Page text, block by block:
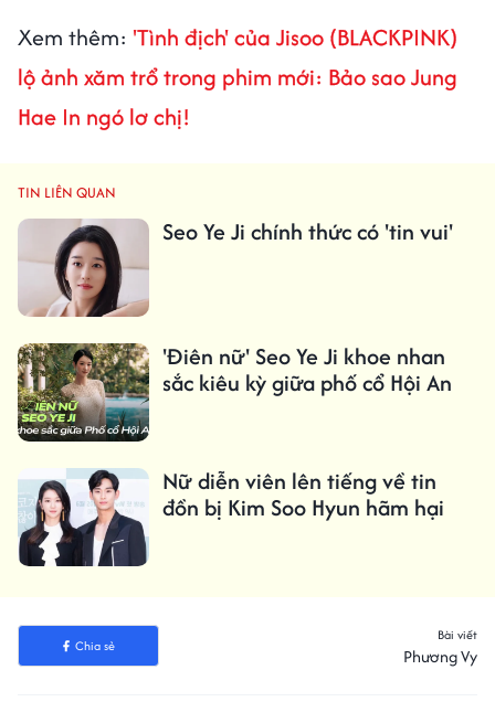
Xem thêm: 'Tình địch' của Jisoo (BLACKPINK)
lộ ảnh xăm trổ trong phim mới: Bảo sao Jung
Hae In ngó lơ chị!
TIN LIÊN QUAN
Seo Ye Ji chính thức có 'tin vui'
'Điên nữ' Seo Ye Ji khoe nhan
sắc kiêu kỳ giữa phố cổ Hội An
Nữ diễn viên lên tiếng về tin
đồn bị Kim Soo Hyun hãm hại
Chia sẻ
Bài viết
Phương Vy